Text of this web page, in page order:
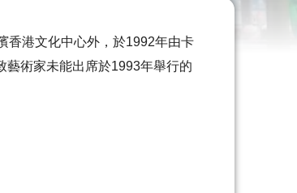
香港文化中心外，於1992年由卡
藝術家未能出席於1993年舉行的